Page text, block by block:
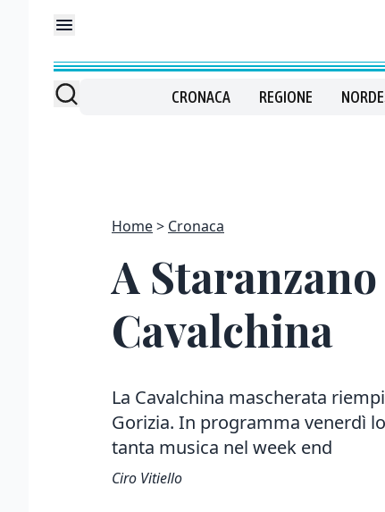
CRONACA REGIONE
Home Cronaca
A Staranzano
Cavalchina
La Cavalchina mascherata
Gorizia. In programma venerdì
tanta musica nel week end
Ciro Vitiello